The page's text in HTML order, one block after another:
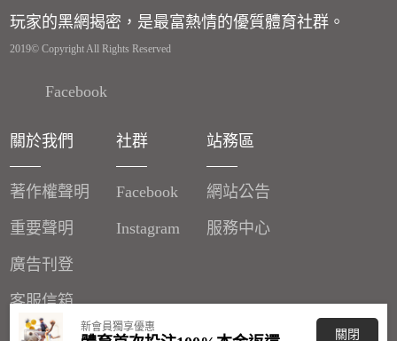
新會員獨享優惠
關閉
玩家的黑網揭密，是最富熱情的優質體育社群。
2019© Copyright All Rights Reserved
Facebook
關於我們
著作權聲明
重要聲明
廣告刊登
客服信箱
分潤辦法
社群
Facebook
Instagram
站務區
網站公告
服務中心